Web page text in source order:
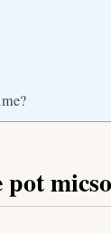
pot